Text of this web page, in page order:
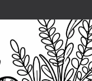
Enkelt målarbild
på ett näckrosblad.